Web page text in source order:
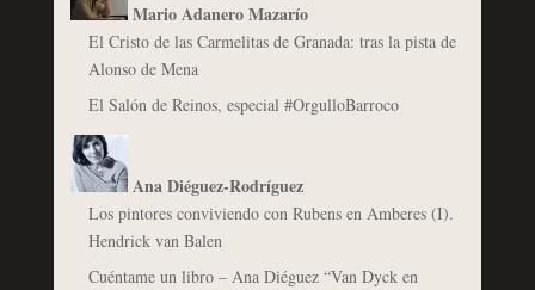
Mario Adanero Mazarío
El Cristo de las Carmelitas de Granada: tras la pista de
Alonso de Mena
El Salón de Reinos, especial #OrgulloBarroco
Ana Diéguez-Rodríguez
Los pintores conviviendo con Rubens en Amberes (I).
Hendrick van Balen
Cuéntame un libro – Ana Diéguez “Van Dyck en